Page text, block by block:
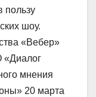
пользу
шоу.
«Вебер»
мнения
20 марта